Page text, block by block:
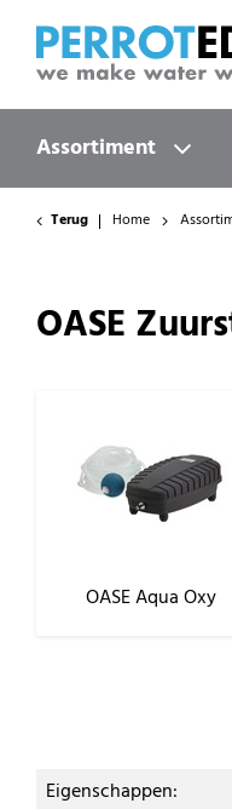
Assortiment
Terug Home
OASE
OASE Aqua Oxy
Eigenschappen: